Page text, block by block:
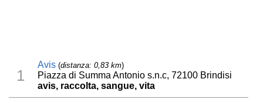
1
Avis (distanza: 0,83 km)
Piazza di Summa Antonio s.n.c, 72100 Brindisi
avis, raccolta, sangue, vita